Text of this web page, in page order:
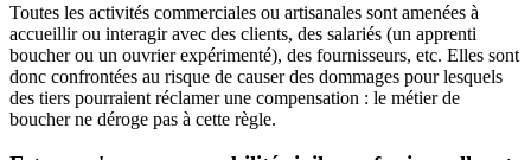
Toutes les activités commerciales ou artisanales sont amenées à
accueillir ou interagir avec des clients, des salariés (un apprenti
boucher ou un ouvrier expérimenté), des fournisseurs, etc. Elles sont
donc confrontées au risque de causer des dommages pour lesquels
des tiers pourraient réclamer une compensation : le métier de
boucher ne déroge pas à cette règle.